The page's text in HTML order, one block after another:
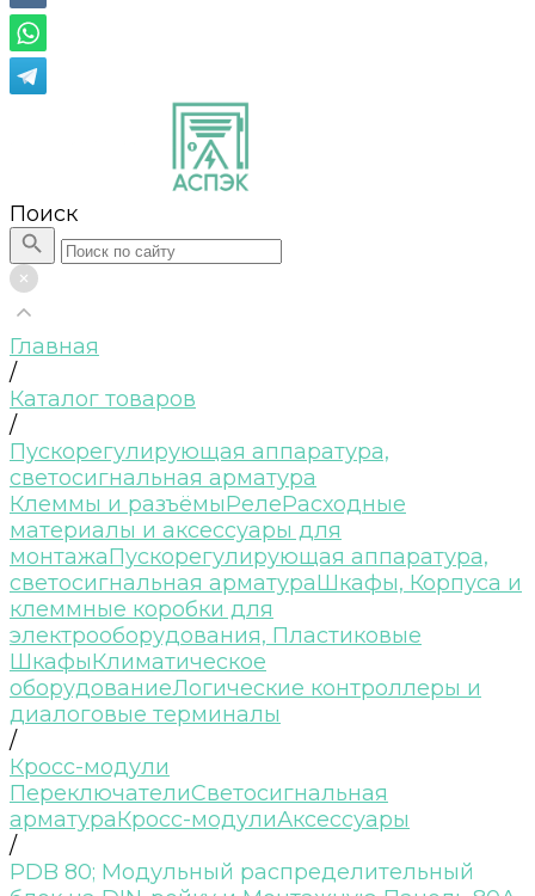
Поиск
Главная
/
Каталог товаров
/
Пускорегулирующая аппаратура,
светосигнальная арматура
Клеммы и разъёмыРелеРасходные
материалы и аксессуары для
монтажаПускорегулирующая аппаратура,
светосигнальная арматураШкафы, Корпуса и
клеммные коробки для
электрооборудования, Пластиковые
ШкафыКлиматическое
оборудованиеЛогические контроллеры и
диалоговые терминалы
/
Кросс-модули
ПереключателиСветосигнальная
арматураКросс-модулиАксессуары
/
PDB 80; Модульный распределительный